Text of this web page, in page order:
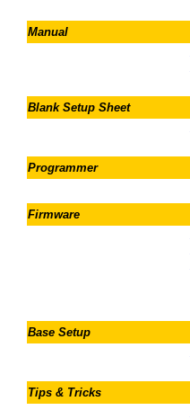
Manual
Blank Setup Sheet
Programmer
Firmware
Base Setup
Tips & Tricks